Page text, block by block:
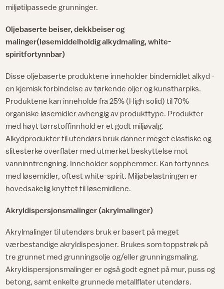
miljøtilpassede grunninger.
Oljebaserte beiser, dekkbeiser og
malinger(løsemiddelholdig alkydmaling, white-
spiritfortynnbar)
Disse oljebaserte produktene inneholder bindemidlet alkyd -
en kjemisk forbindelse av tørkende oljer og kunstharpiks.
Produktene kan inneholde fra 25% (High solid) til 70%
organiske løsemidler avhengig av produkttype. Produkter
med høyt tørrstoffinnhold er et godt miljøvalg.
Alkydprodukter til utendørs bruk danner meget elastiske og
slitesterke overflater med utmerket beskyttelse mot
vanninntrengning. Inneholder sopphemmer. Kan fortynnes
med løsemidler, oftest white-spirit. Miljøbelastningen er
hovedsakelig knyttet til løsemidlene.
Akryldispersjonsmalinger (akrylmalinger)
Akrylmalinger til utendørs bruk er basert på meget
værbestandige akryldispesjoner. Brukes som toppstrøk på
tre grunnet med grunningsolje og/eller grunningsmaling.
Akryldispersjonsmalinger er også godt egnet på mur, puss og
betong, samt enkelte grunnede metallflater utendørs.